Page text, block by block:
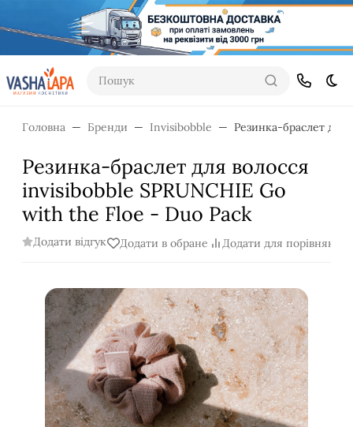
Пошук
Головна Бренди Invisibobble Резинка-браслет для
Резинка-браслет для волосся
invisibobble SPRUNCHIE Go
with the Floe - Duo Pack
Додати відгук Додати в обране Додати для порівняння